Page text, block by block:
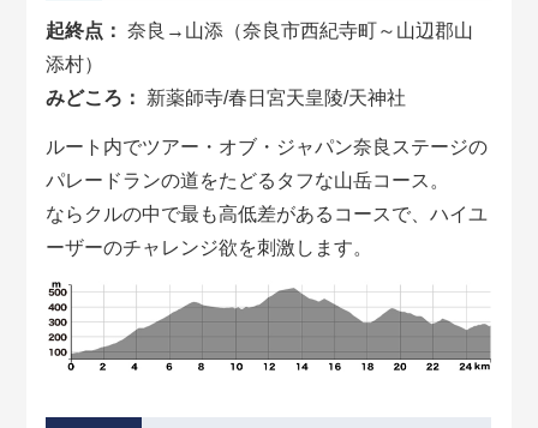
起終点：
奈良→山添（奈良市西紀寺町～山辺郡山
添村）
みどころ：
新薬師寺/春日宮天皇陵/天神社
ルート内でツアー・オブ・ジャパン奈良ステージの
パレードランの道をたどるタフな山岳コース。
ならクルの中で最も高低差があるコースで、ハイユ
ーザーのチャレンジ欲を刺激します。